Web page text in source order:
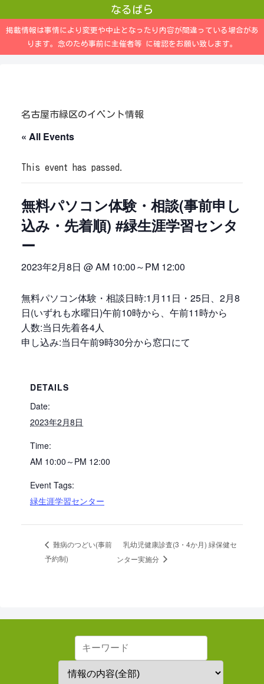
なるぱら
掲載情報は事情により変更や中止となったり内容が間違っている場合があ
ります。念のため事前に主催者等 に確認をお願い致します。
名古屋市緑区のイベント情報
« All Events
This event has passed.
無料パソコン体験・相談(事前申し
込み・先着順) #緑生涯学習センタ
ー
2023年2月8日 @ AM 10:00～PM 12:00
無料パソコン体験・相談日時:1月11日・25日、2月8
日(いずれも水曜日)午前10時から、午前11時から
人数:当日先着各4人
申し込み:当日午前9時30分から窓口にて
DETAILS
Date:
2023年2月8日
Time:
AM 10:00～PM 12:00
Event Tags:
緑生涯学習センター
難病のつどい(事前
予約制)
乳幼児健康診査(3・4か月) 緑保健セ
ンター実施分